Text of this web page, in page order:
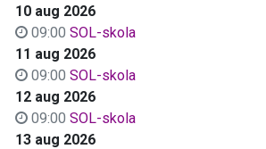
10 aug 2026
09:00 SOL-skola
11 aug 2026
09:00 SOL-skola
12 aug 2026
09:00 SOL-skola
13 aug 2026